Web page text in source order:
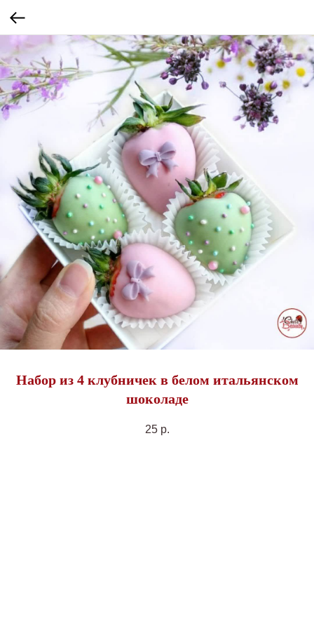
Набор из 4 клубничек в белом итальянском
шоколаде
25 р.